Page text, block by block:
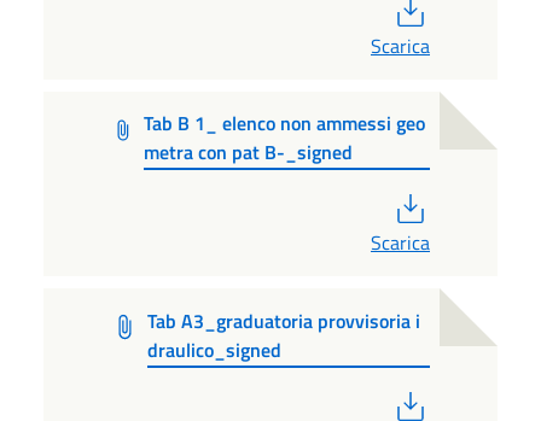
Scarica
Tab B 1_ elenco non ammessi geo
metra con pat B-_signed
Scarica
Tab A3_graduatoria provvisoria i
draulico_signed